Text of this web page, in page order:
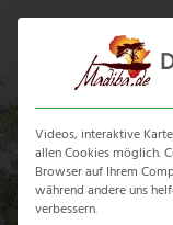
Skip
Videos, interaktive
allen Cookies möglich.
Browser auf Ihrem
während andere uns
verbessern.